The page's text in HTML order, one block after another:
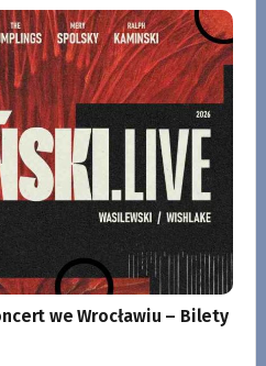
we Wrocławiu – Bilety